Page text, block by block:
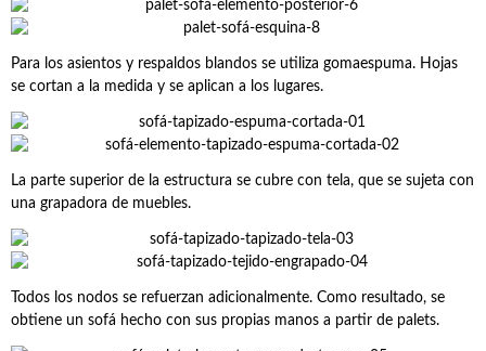
Para los asientos y respaldos blandos se utiliza gomaespuma. Hojas
se cortan a la medida y se aplican a los lugares.
La parte superior de la estructura se cubre con tela, que se sujeta con
una grapadora de muebles.
Todos los nodos se refuerzan adicionalmente. Como resultado, se
obtiene un sofá hecho con sus propias manos a partir de palets.